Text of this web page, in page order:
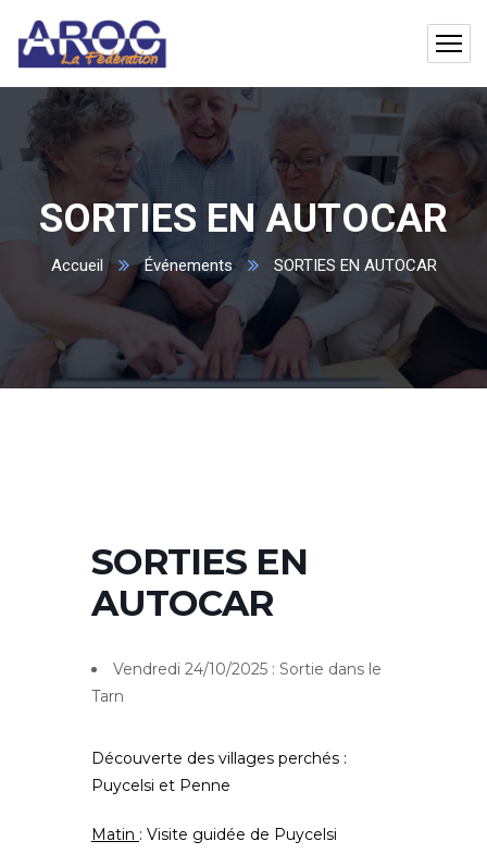
SORTIES EN AUTOCAR
Accueil Événements SORTIES EN AUTOCAR
SORTIES EN
AUTOCAR
Vendredi 24/10/2025 : Sortie dans le
Tarn
Découverte des villages perchés :
Puycelsi et Penne
Matin : Visite guidée de Puycelsi